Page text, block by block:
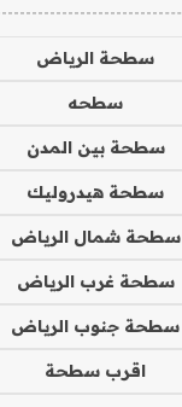
سطحة الرياض
سطحه
سطحة بين المدن
سطحة هيدروليك
سطحة شمال الرياض
سطحة غرب الرياض
سطحة جنوب الرياض
اقرب سطحة